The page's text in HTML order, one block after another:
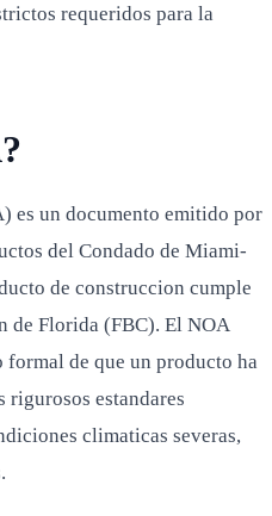
requeridos para la
es un documento emitido por
del Condado de Miami-
de construccion cumple
de Florida (FBC). El NOA
de que un producto ha
estandares
climaticas severas,